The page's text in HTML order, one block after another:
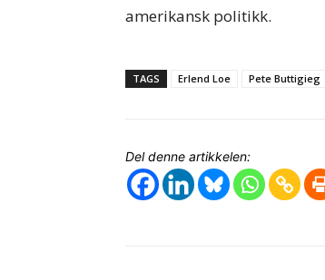
amerikansk politikk.
TAGS Erlend Loe Pete Buttigieg
Del denne artikkelen: